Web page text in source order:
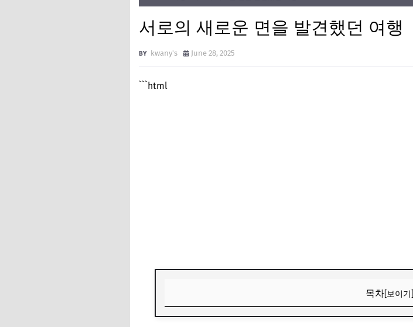
서로의 새로운 면을 발견했던 여행
kwany's June 28, 2025
```html
목차[보이기]